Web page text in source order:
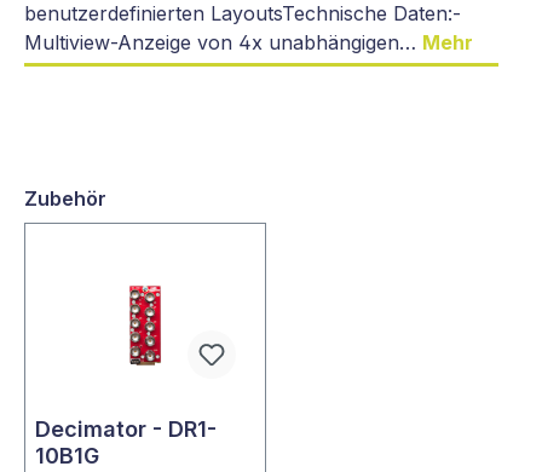
benutzerdefinierten LayoutsTechnische Daten:-
Multiview-Anzeige von 4x unabhängigen… Mehr
Zubehör
Decimator - DR1-
10B1G